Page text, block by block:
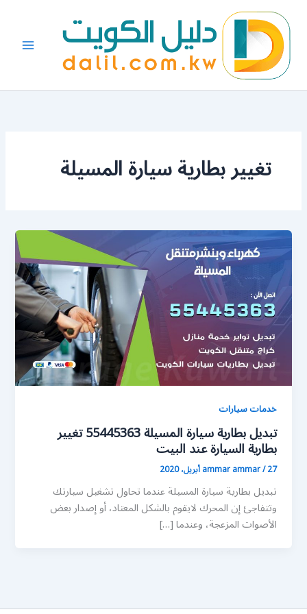
المحتوى
تغيير بطارية سيارة المسيلة
خدمات سيارات
تبديل بطارية سيارة المسيلة 55445363 تغيير
بطارية السيارة عند البيت
ammar ammar/27 أبريل، 2020
تبديل بطارية سيارة المسيلة عندما تحاول تشغيل سيارتك
وتتفاجئ إن المحرك لايقوم بالشكل المعتاد، أو إصدار بعض
الأصوات المزعجة، وعندما […]